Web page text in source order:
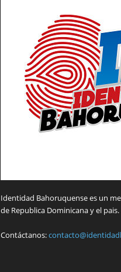
Identidad Bahoruquense es un
de Republica Dominicana y el pais.
Contáctanos: